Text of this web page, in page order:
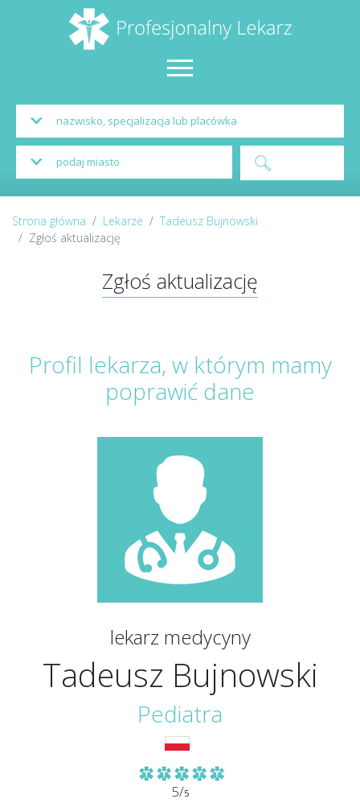
Strona główna Lekarze
Tadeusz Bujnowski
Zgłoś aktualizację
Zgłoś aktualizację
Profil lekarza, w którym mamy
poprawić dane
lekarz medycyny
Tadeusz Bujnowski
Pediatra
5/5